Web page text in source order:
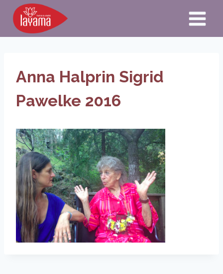
Aller
contenu
Anna Halprin Sigrid
Pawelke 2016